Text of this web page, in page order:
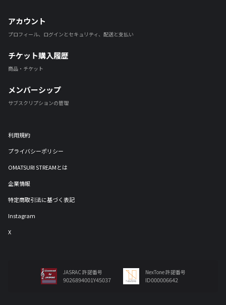
アカウント
プロフィール、ログインとセキュリティ、配送と支払い
チケット購入履歴
商品・チケット
メンバーシップ
サブスクリプションの管理
利用規約
プライバシーポリシー
OMATSURI STREAMとは
企業情報
特定商取引法に基づく表記
Instagram
X
JASRAC 許諾番号
9026894001Y45037
NexTone 許諾番号
ID000006642